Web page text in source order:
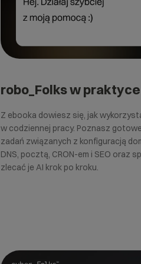
robo_Folks w praktyce
Z ebooka dowiesz się, jak
w codziennej pracy. Poznasz
zadań związanych z konfiguracją
DNS, pocztą, CRON-em i SEO oraz
zlecać je AI krok po kroku.